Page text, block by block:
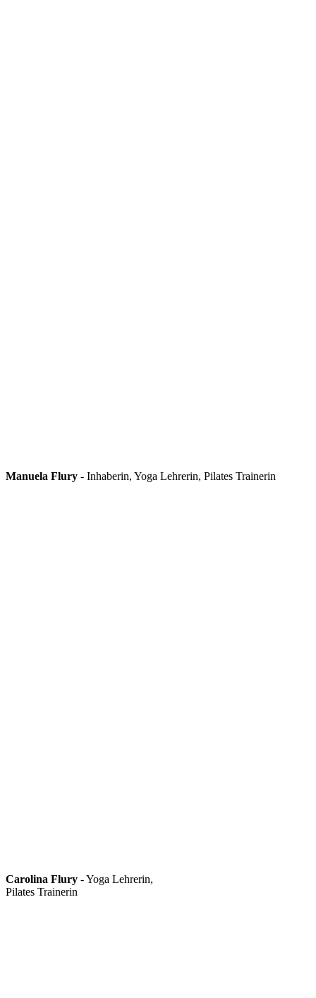
Manuela Flury - Inhaberin, Yoga Lehrerin, Pilates Trainerin
Carolina Flury - Yoga Lehrerin,
Pilates Trainerin